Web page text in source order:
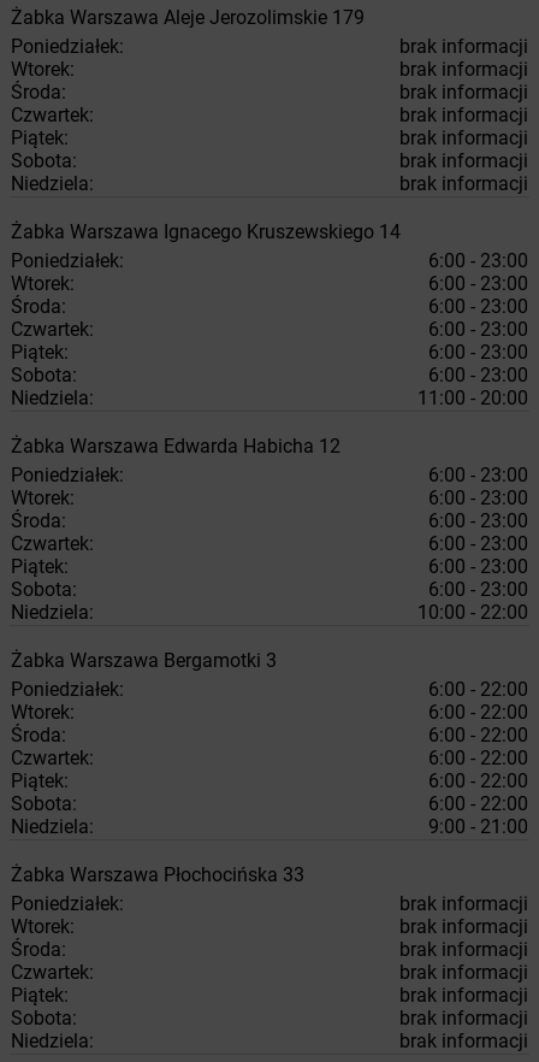
Żabka Warszawa Aleje Jerozolimskie 179
Poniedziałek:
brak informacji
Wtorek:
brak informacji
Środa:
brak informacji
Czwartek:
brak informacji
Piątek:
brak informacji
Sobota:
brak informacji
Niedziela:
brak informacji
Żabka Warszawa Ignacego Kruszewskiego 14
Poniedziałek:
6:00 - 23:00
Wtorek:
6:00 - 23:00
Środa:
6:00 - 23:00
Czwartek:
6:00 - 23:00
Piątek:
6:00 - 23:00
Sobota:
6:00 - 23:00
Niedziela:
11:00 - 20:00
Żabka Warszawa Edwarda Habicha 12
Poniedziałek:
6:00 - 23:00
Wtorek:
6:00 - 23:00
Środa:
6:00 - 23:00
Czwartek:
6:00 - 23:00
Piątek:
6:00 - 23:00
Sobota:
6:00 - 23:00
Niedziela:
10:00 - 22:00
Żabka Warszawa Bergamotki 3
Poniedziałek:
6:00 - 22:00
Wtorek:
6:00 - 22:00
Środa:
6:00 - 22:00
Czwartek:
6:00 - 22:00
Piątek:
6:00 - 22:00
Sobota:
6:00 - 22:00
Niedziela:
9:00 - 21:00
Żabka Warszawa Płochocińska 33
Poniedziałek:
brak informacji
Wtorek:
brak informacji
Środa:
brak informacji
Czwartek:
brak informacji
Piątek:
brak informacji
Sobota:
brak informacji
Niedziela:
brak informacji